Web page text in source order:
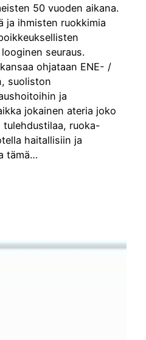
50 vuoden aikana.
ja ihmisten ruokkimia
seuraus.
ohjataan ENE- /
suoliston
ja
jokainen ateria joko
ruoka-
haitallisiin ja
tämä…